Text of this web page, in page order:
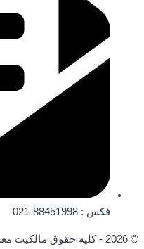
فکس : 88451998-021
© 2026 - کلیه حقوق